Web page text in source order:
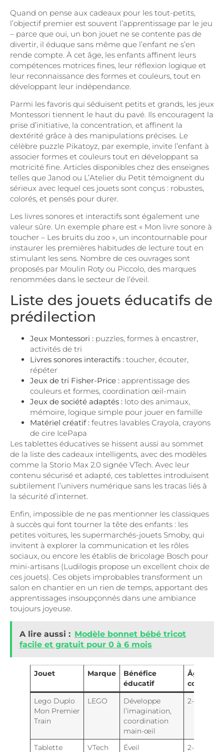
Quand on pense aux cadeaux pour les tout-petits,
l’objectif premier est souvent l’apprentissage par le jeu
– parce que oui, un bon jouet ne se contente pas de
divertir, il éduque sans même que l’enfant ne s’en
rende compte. À cet âge, les enfants affinent leurs
compétences motrices fines, leur réflexion logique et
leur reconnaissance des formes et couleurs, tout en
développant leur indépendance.
Parmi les favoris qui séduisent petits et grands, les jeux
Montessori tiennent le haut du pavé. Ils encouragent la
prise d’initiative, la concentration, et affinent la
dextérité grâce à des manipulations précises. Le
célèbre puzzle Pikatoyz, par exemple, invite l’enfant à
associer formes et couleurs tout en développant sa
motricité fine. Articles disponibles chez des enseignes
telles que Janod ou L’Atelier du Petit témoignent du
sérieux avec lequel ces jouets sont conçus : robustes,
colorés, et pensés pour durer.
Les livres sonores et interactifs sont également une
valeur sûre. Un exemple phare est « Mon livre sonore à
toucher – Les bruits du zoo », un incontournable pour
instaurer les premières habitudes de lecture tout en
stimulant les sens. Nombre de ces ouvrages sont
proposés par Moulin Roty ou Piccolo, des marques
renommées dans le secteur de l’éveil.
Liste des jouets éducatifs de
prédilection
Jeux Montessori : puzzles, formes à encastrer,
activités de tri
Livres sonores interactifs : toucher, écouter,
répéter
Jeux de tri Fisher-Price : apprentissage des
couleurs et formes, coordination œil-main
Jeux de société adaptés : loto des animaux,
mémoire, logique simple pour jouer en famille
Matériel créatif : feutres lavables Crayola, crayons
de cire IcePapa
Les tablettes éducatives se hissent aussi au sommet
de la liste des cadeaux intelligents, avec des modèles
comme la Storio Max 2.0 signée VTech. Avec leur
contenu sécurisé et adapté, ces tablettes introduisent
subtilement l’univers numérique sans les tracas liés à
la sécurité d’internet.
Enfin, impossible de ne pas mentionner les classiques
à succès qui font tourner la tête des enfants : les
petites voitures, les supermarchés-jouets Smoby, qui
invitent à explorer la communication et les rôles
sociaux, ou encore les établis de bricolage Bosch pour
mini-artisans (Ludilogis propose un excellent choix de
ces jouets). Ces objets improbables transforment un
salon en chantier en un rien de temps, apportant des
apprentissages insoupçonnés dans une ambiance
toujours joyeuse.
A lire aussi : Modèle bonnet bébé tricot
facile et gratuit pour 0 à 6 mois
Jouet Marque
Bénéfice
éducatif
Âge
conseillé
Lego Duplo
Mon Premier
Train
LEGO
Développe
l’imagination,
coordination
main-œil
2-5 ans
Tablette
VTech
Éveil
2-6 ans